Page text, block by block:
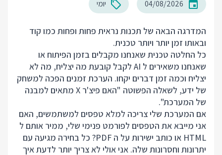
04/08/2026 יומי
המדרגה הבאה של תכנות נראית פחות ופחות כמו קוד
ובאותו זמן יותר ויותר טכנית.
כל החלטה טכנית שאנחנו מקבלים בזמן הפיתוח או
שאנחנו משאירים ל AI לקבל קובעת מה יצליח, מה לא
יצליח וכמה זמן דברים יקחו. הערכת זמנים הפכה למשחק
של ידע, לשאלה הפשוטה "האם פיצ'ר X מתאים למבנה
של המערכת".
אם המערכת שלי צריכה למלא טפסים למשתמשים, האם
אני מייבא את הטפסים לפורמט פנימי שלי, ממיר אותם ל
HTML או כותב ישירות על ה PDF? כל בחירה מגיעה עם
יתרונות וחסרונות שלה. אני אולי לא צריך יותר לדעת איך